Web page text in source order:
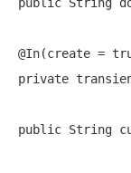
@In(create =
private
public String